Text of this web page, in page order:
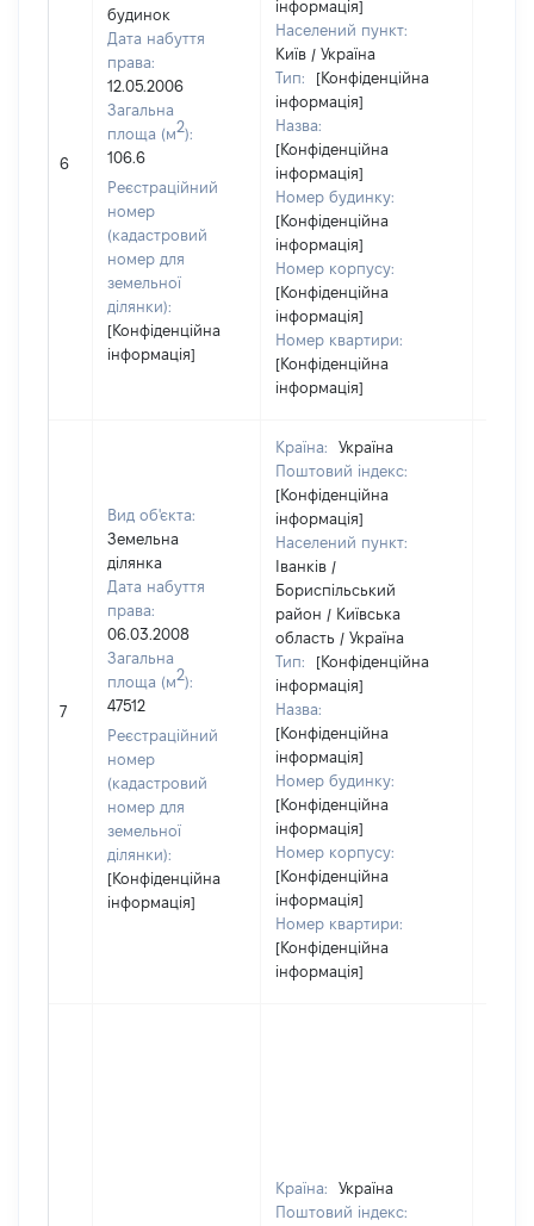
6
будинок
Дата набуття
права:
12.05.2006
Загальна
площа (м2):
106.6
Реєстраційний
номер
(кадастровий
номер для
земельної
ділянки):
[Конфіденційна
інформація]
інформація]
Населений пункт:
Київ / Україна
Тип:
[Конфіденційна
інформація]
Назва:
[Конфіденційна
інформація]
Номер будинку:
[Конфіденційна
інформація]
Номер корпусу:
[Конфіденційна
інформація]
Номер квартири:
[Конфіденційна
інформація]
7
Вид об'єкта:
Земельна
ділянка
Дата набуття
права:
06.03.2008
Загальна
площа (м2):
47512
Реєстраційний
номер
(кадастровий
номер для
земельної
ділянки):
[Конфіденційна
інформація]
Країна:
Україна
Поштовий індекс:
[Конфіденційна
інформація]
Населений пункт:
Іванків /
Бориспільський
район / Київська
область / Україна
Тип:
[Конфіденційна
інформація]
Назва:
[Конфіденційна
інформація]
Номер будинку:
[Конфіденційна
інформація]
Номер корпусу:
[Конфіденційна
інформація]
Номер квартири:
[Конфіденційна
інформація]
Країна:
Україна
Поштовий індекс: